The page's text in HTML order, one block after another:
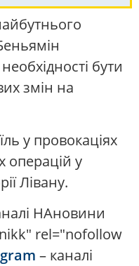
бути
змін на
у провокаціях
операцій у
Лівану.
НАновини
rel="nofollow
– каналі